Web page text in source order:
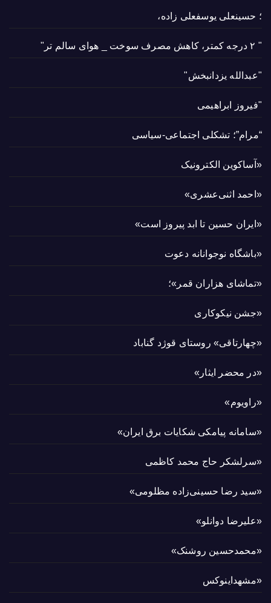
؛ حسینعلی یوسفعلی زاده،
" ۲ درجه کمتر، کاهش مصرف سوخت _ هوای سالم تر"
"عبدالله یزدانبخش"
"فیروز ابراهیمی
“مرام”؛ تشکلی اجتماعی-سیاسی
«آساکوین الکترونیک
«احمد اثنی‌عشری»
«ایران حسین تا ابد پیروز است»
«باشگاه نوجوانانه دعوت
«تماشای هزاران قمر»؛
«جشن نیکوکاری
«چهارتاقی» روستای قوژد گناباد
«در محضر ایثار»
«راویوم»
«سامانه پیامکی شکایات برق ایران»
«سرلشکر حاج محمد کاظمی
«سید رضا حسینی‌زاده مظلومی»
«علیرضا دوانلو»
«محمدحسین روشنک»
«مشهداینوکس